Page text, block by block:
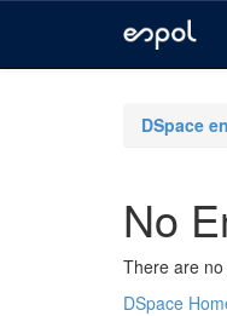
DSpace
No
There are
DSpace